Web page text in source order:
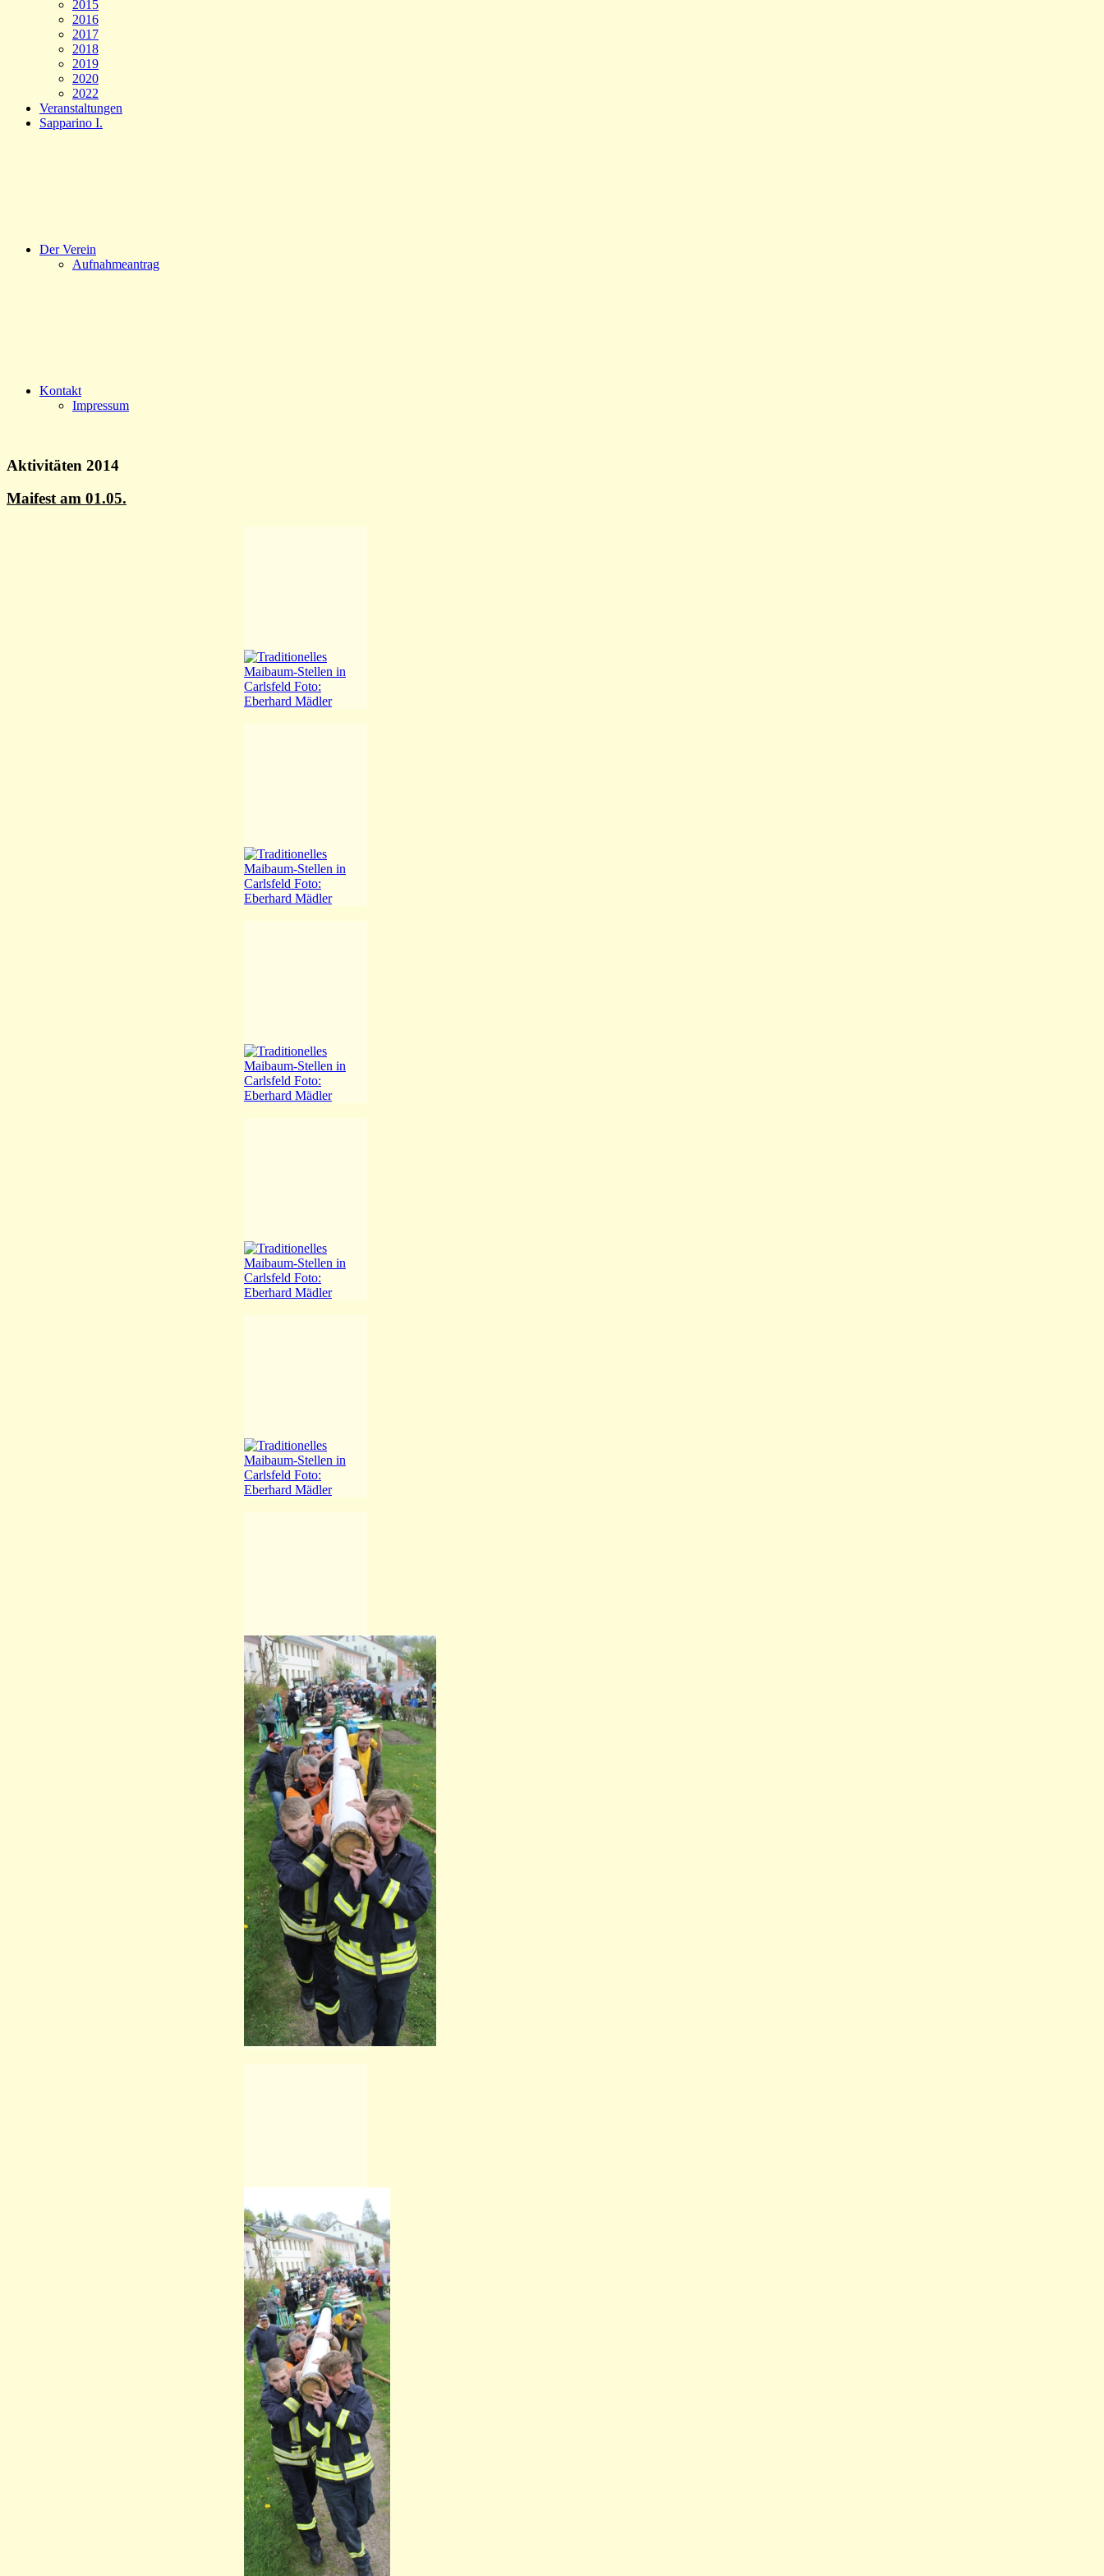
2015
2016
2017
2018
2019
2020
2022
Veranstaltungen
Sapparino I.
Der Verein
Aufnahmeantrag
Kontakt
Impressum
Aktivitäten 2014
Maifest am 01.05.